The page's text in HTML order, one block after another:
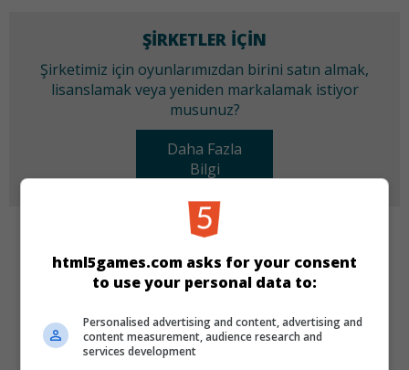
ŞIRKETLER IÇIN
Şirketimiz için oyunlarımızdan birini satın almak,
lisanslamak veya yeniden markalamak istiyor
musunuz?
Daha Fazla
Bilgi
KATEGORILER
Balon Patlatma En İyi
DILLER
html5games.com asks for your consent
to use your personal data to:
Personalised advertising and content, advertising and
content measurement, audience research and
services development